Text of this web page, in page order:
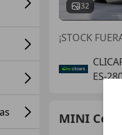
32
¡STOCK
ES-
MINI